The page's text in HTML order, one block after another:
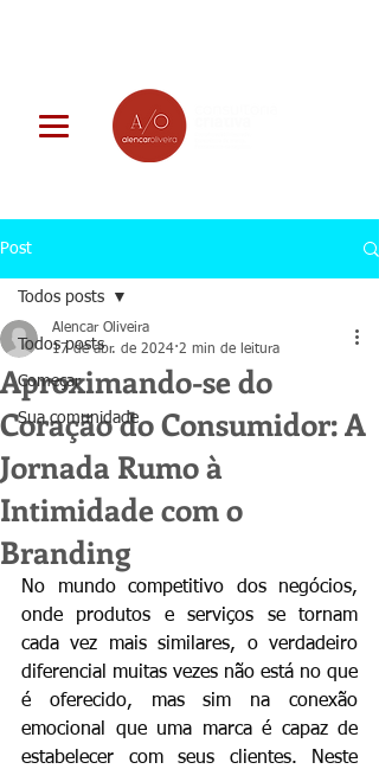
Post
Todos posts
Começar
Sua comunidade
Todos posts
Aproximando-se do
Coração do Consumidor: A
Jornada Rumo à
Intimidade com o
Branding
Alencar Oliveira
17 de abr. de 2024 2 min de leitura
No mundo competitivo dos negócios,
onde produtos e serviços se tornam
cada vez mais similares, o verdadeiro
diferencial muitas vezes não está no que
é oferecido, mas sim na conexão
emocional que uma marca é capaz de
estabelecer com seus clientes. Neste